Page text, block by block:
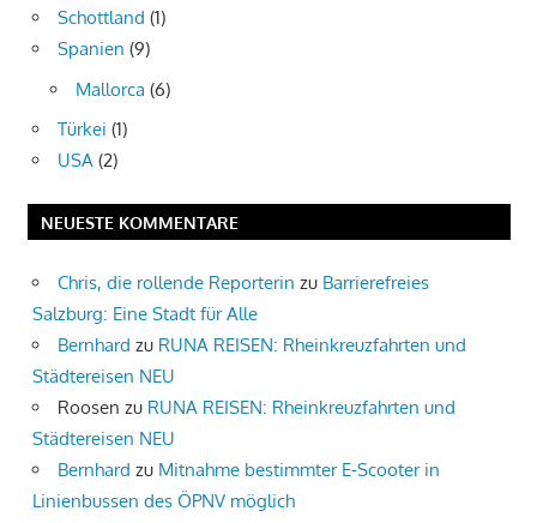
Schottland (1)
Spanien (9)
Mallorca (6)
Türkei (1)
USA (2)
NEUESTE KOMMENTARE
Chris, die rollende Reporterin zu Barrierefreies
Salzburg: Eine Stadt für Alle
Bernhard zu RUNA REISEN: Rheinkreuzfahrten und
Städtereisen NEU
Roosen zu RUNA REISEN: Rheinkreuzfahrten und
Städtereisen NEU
Bernhard zu Mitnahme bestimmter E-Scooter in
Linienbussen des ÖPNV möglich